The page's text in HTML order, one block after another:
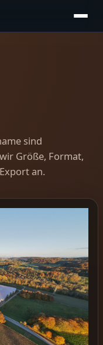
sind
Größe, Format,
an.